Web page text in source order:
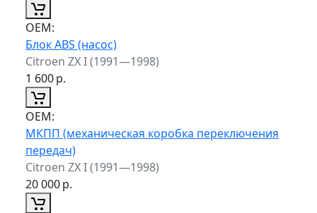
ОЕМ:
Блок ABS (насос)
Citroen ZX I (1991—1998)
1 600р.
ОЕМ:
МКПП (механическая коробка переключения
передач)
Citroen ZX I (1991—1998)
20 000р.